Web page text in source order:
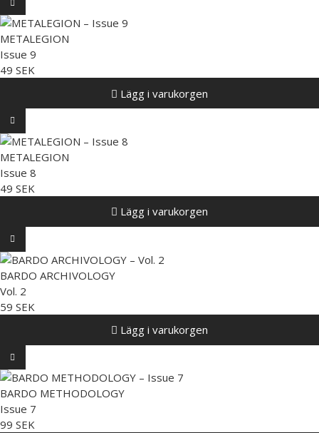
METALEGION
Issue 9
49 SEK
Lägg i varukorgen
METALEGION
Issue 8
49 SEK
Lägg i varukorgen
BARDO ARCHIVOLOGY
Vol. 2
59 SEK
Lägg i varukorgen
BARDO METHODOLOGY
Issue 7
99 SEK